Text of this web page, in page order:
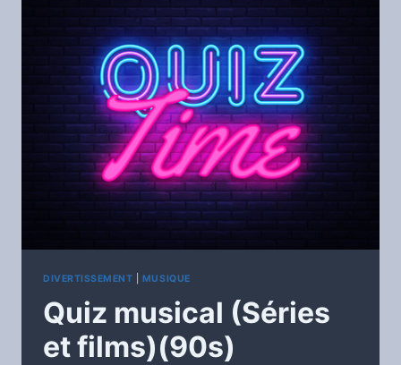
DIVERTISSEMENT MUSIQUE
Quiz musical (Séries
et films)(90s)